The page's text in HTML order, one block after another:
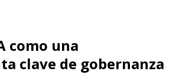
como una
clave de gobernanza